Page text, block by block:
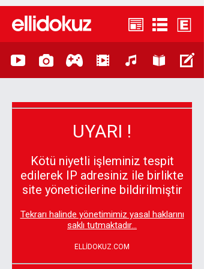
UYARI !
Kötü niyetli işleminiz tespit
edilerek IP adresiniz ile birlikte
site yöneticilerine bildirilmiştir
Tekrarı halinde yönetimimiz yasal haklarını
saklı tutmaktadır...
ELLİDOKUZ.COM